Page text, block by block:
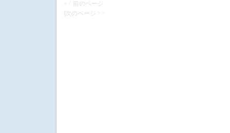
<< 前のページ
次のページ >>